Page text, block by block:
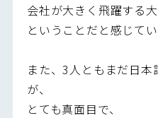
会社が大きく飛躍する
ということだと感じて
また、3人ともまだ日
が、
とても真面目で、